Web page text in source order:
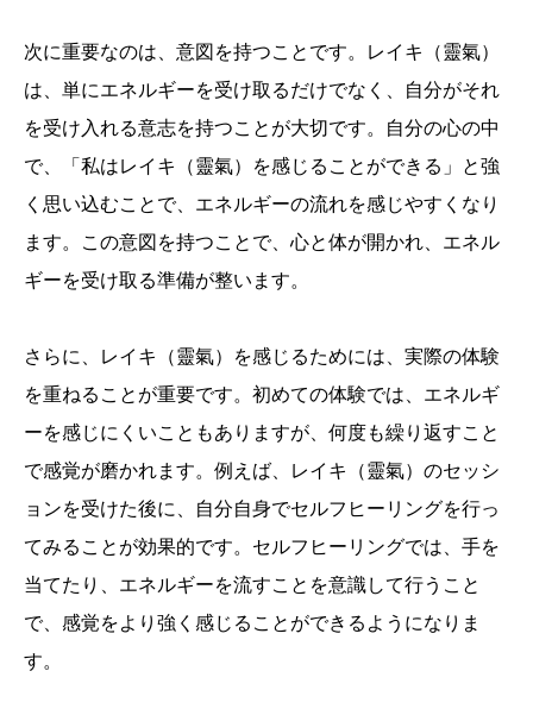
次に重要なのは、意図を持つことです。レイキ（靈氣）
は、単にエネルギーを受け取るだけでなく、自分がそれ
を受け入れる意志を持つことが大切です。自分の心の中
で、「私はレイキ（靈氣）を感じることができる」と強
く思い込むことで、エネルギーの流れを感じやすくなり
ます。この意図を持つことで、心と体が開かれ、エネル
ギーを受け取る準備が整います。
さらに、レイキ（靈氣）を感じるためには、実際の体験
を重ねることが重要です。初めての体験では、エネルギ
ーを感じにくいこともありますが、何度も繰り返すこと
で感覚が磨かれます。例えば、レイキ（靈氣）のセッシ
ョンを受けた後に、自分自身でセルフヒーリングを行っ
てみることが効果的です。セルフヒーリングでは、手を
当てたり、エネルギーを流すことを意識して行うこと
で、感覚をより強く感じることができるようになりま
す。